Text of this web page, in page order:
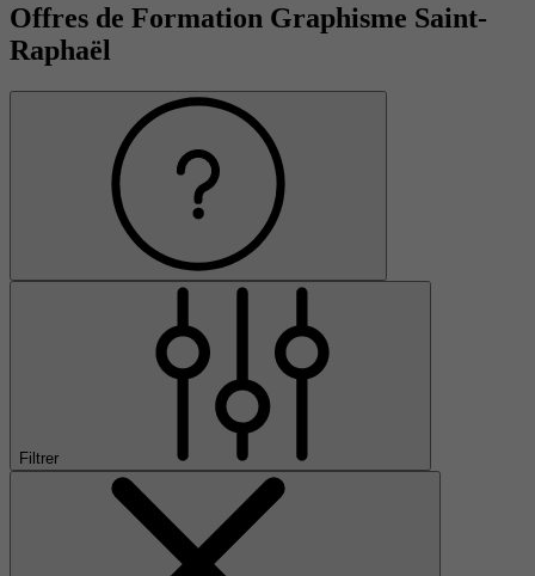
Offres de Formation Graphisme Saint-
Raphaël
Filtrer